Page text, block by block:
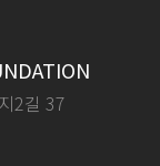
2길 37